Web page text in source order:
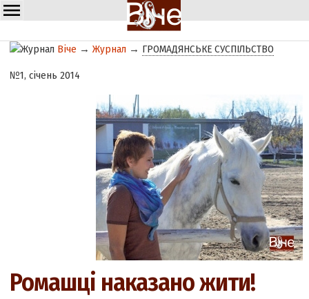
Віче →Журнал → ГРОМАДЯНСЬКЕ СУСПІЛЬСТВО
№1, січень 2014
Ромашці наказано жити!